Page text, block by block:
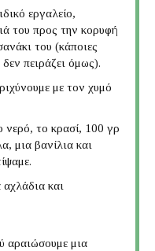
εργαλείο,
του προς την κορυφή
του (κάποιες
πειράζει όμως).
με τον χυμό
νερό, το κρασί, 100 γρ
μια βανίλια και
και
αραιώσουμε μια